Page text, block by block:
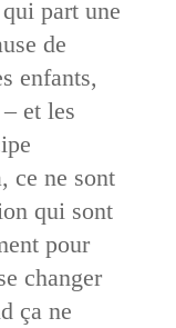
part une
de
enfants,
et les
ce ne sont
qui sont
pour
changer
ça ne